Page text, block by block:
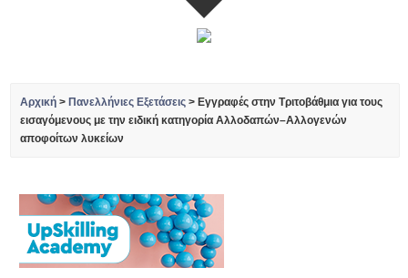
Αρχική >Πανελλήνιες Εξετάσεις >Εγγραφές στην Τριτοβάθμια για τους
εισαγόμενους με την ειδική κατηγορία Αλλοδαπών–Αλλογενών
αποφοίτων λυκείων